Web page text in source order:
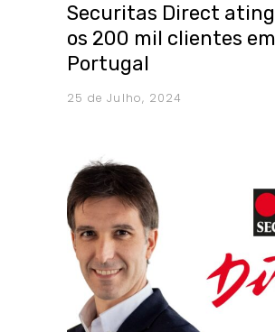
Securitas Direct
os 200 mil clientes em
Portugal
25 de Julho, 2024